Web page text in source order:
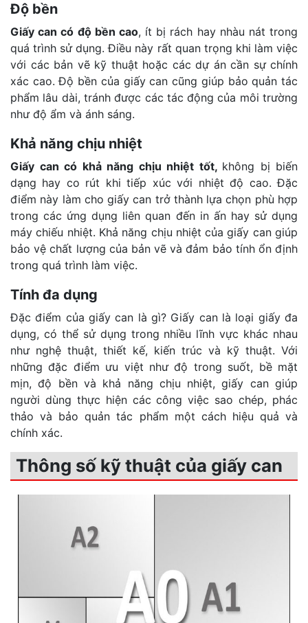
Độ bền
Giấy can có độ bền cao, ít bị rách hay nhàu nát trong
quá trình sử dụng. Điều này rất quan trọng khi làm việc
với các bản vẽ kỹ thuật hoặc các dự án cần sự chính
xác cao. Độ bền của giấy can cũng giúp bảo quản tác
phẩm lâu dài, tránh được các tác động của môi trường
như độ ẩm và ánh sáng.
Khả năng chịu nhiệt
Giấy can có khả năng chịu nhiệt tốt, không bị biến
dạng hay co rút khi tiếp xúc với nhiệt độ cao. Đặc
điểm này làm cho giấy can trở thành lựa chọn phù hợp
trong các ứng dụng liên quan đến in ấn hay sử dụng
máy chiếu nhiệt. Khả năng chịu nhiệt của giấy can giúp
bảo vệ chất lượng của bản vẽ và đảm bảo tính ổn định
trong quá trình làm việc.
Tính đa dụng
Đặc điểm của giấy can là gì? Giấy can là loại giấy đa
dụng, có thể sử dụng trong nhiều lĩnh vực khác nhau
như nghệ thuật, thiết kế, kiến trúc và kỹ thuật. Với
những đặc điểm ưu việt như độ trong suốt, bề mặt
mịn, độ bền và khả năng chịu nhiệt, giấy can giúp
người dùng thực hiện các công việc sao chép, phác
thảo và bảo quản tác phẩm một cách hiệu quả và
chính xác.
Thông số kỹ thuật của giấy can